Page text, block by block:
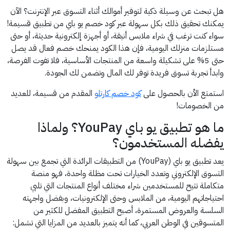
هل تبحث عن وسيلة ذكية لتوفير أموالك أثناء التسوق عبر الإنترنت؟ الآن
يمكنك تحقيق ذلك بكل سهولة عبر كود خصم يو باي من تطبيق قسيمة!
سواء كنت ترغب في شراء ملابس أنيقة، أو أجهزة إلكترونية حديثة، أو حتى
مستلزمات منزلك اليومية، فإن هذا الكود يمنحك خصم فعال قد يصل
حتى 5% على تشكيلة واسعة من المنتجات الأساسية، فلا تفوت الفرصة،
وابدأ تجربة تسوق فريدة توفر لك المال وتضمن لك الجودة.
استمتع الأن بالحصول علىكود خصم كارتلو المقدم من قسيمة، للعديد
من الخصومات!
ما هو تطبيق يو باي YouPay؟ ولماذا
يفضله المستخدمون؟
يعد تطبيق يو باي (YouPay) من التطبيقات الرائدة التي تجمع بين سهولة
التسوق الإلكتروني وتعدد الخيارات تحت مظلة واحدة، فهو منصة
متكاملة تتيح للمستخدمين شراء مختلف أنواع المنتجات التي تلبي
احتياجاتهم اليومية، من الملابس وحتى الإلكترونيات، وبفضل واجهته
السلسة والعروض المستمرة، أصبح التطبيق المفضل للكثير من
المتسوقين في الوطن العربي، كما أنه يتميز بالعديد من المزايا التي تشمل: